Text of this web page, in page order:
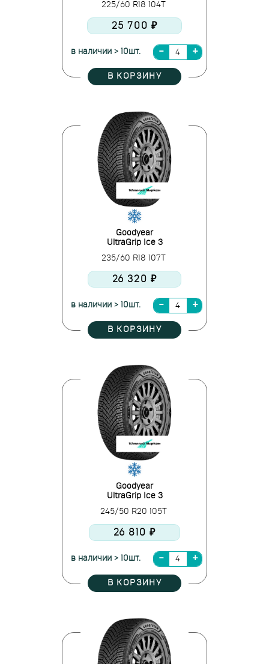
225/60 R18 104T
25 700 ₽
в наличии > 10шт.
В КОРЗИНУ
Goodyear
UltraGrip Ice 3
235/60 R18 107T
26 320 ₽
в наличии > 10шт.
В КОРЗИНУ
Goodyear
UltraGrip Ice 3
245/50 R20 105T
26 810 ₽
в наличии > 10шт.
В КОРЗИНУ